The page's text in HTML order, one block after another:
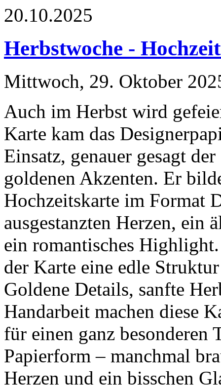
20.10.2025
Herbstwoche -
Mittwoch, 29. Oktober
Auch im Herbst wird
Karte kam das
Einsatz, genauer gesagt
goldenen Akzenten. Er
Hochzeitskarte im Format
ausgestanzten Herzen, ein
ein romantisches
der Karte eine edle
Goldene Details, sanfte
Handarbeit machen diese
für einen ganz besonderen
Papierform – manchmal
Herzen und ein bisschen